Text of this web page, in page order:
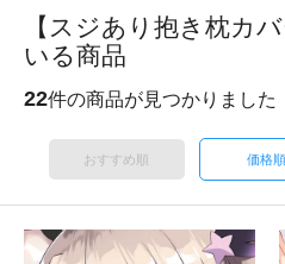
【スジあり抱き枕カ
いる商品
22件の商品が見つかりました
おすすめ順 価格順